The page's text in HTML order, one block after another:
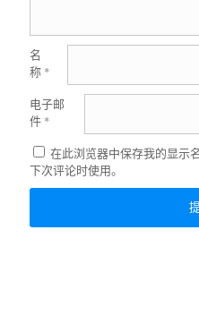
名
称 *
电子邮
件 *
在此浏览器中保存我的显示
下次评论时使用。